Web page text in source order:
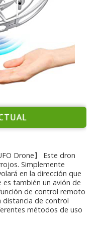
Drone】 Este dron
Simplemente
en la dirección que
también un avión de
de control remoto
distancia de control
métodos de uso